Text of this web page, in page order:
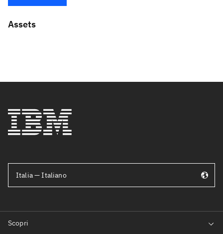
Assets
Italia — Italiano